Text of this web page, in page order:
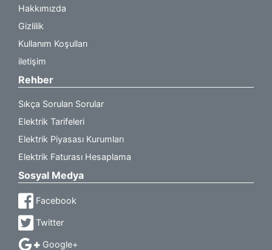
Hakkımızda
Gizlilik
Kullanım Koşulları
iletişim
Rehber
Sıkça Sorulan Sorular
Elektrik Tarifeleri
Elektrik Piyasası Kurumları
Elektrik Faturası Hesaplama
Sosyal Medya
Facebook
Twitter
Google+